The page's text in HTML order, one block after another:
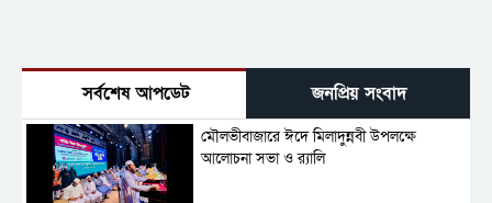
সর্বশেষ আপডেট জনপ্রিয় সংবাদ
মৌলভীবাজারে ঈদে মিলাদুন্নবী উপলক্ষে
আলোচনা সভা ও র‍্যালি